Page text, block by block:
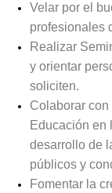
Velar por el
profesionales
Realizar
y orientar
soliciten.
Colaborar
Educación en
desarrollo de
públicos y
Fomentar la